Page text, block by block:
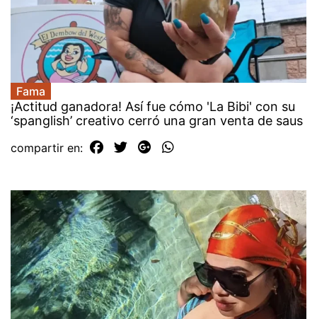
Fama
¡Actitud ganadora! Así fue cómo 'La Bibi' con su
‘spanglish’ creativo cerró una gran venta de saus
compartir en: